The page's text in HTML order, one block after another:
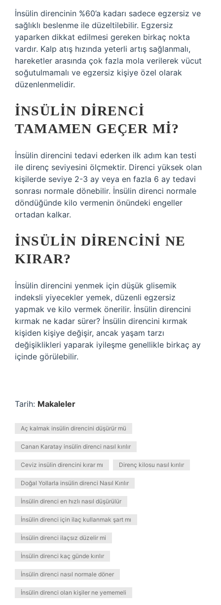
İnsülin direncinin %60’a kadarı sadece egzersiz ve
sağlıklı beslenme ile düzeltilebilir. Egzersiz
yaparken dikkat edilmesi gereken birkaç nokta
vardır. Kalp atış hızında yeterli artış sağlanmalı,
hareketler arasında çok fazla mola verilerek vücut
soğutulmamalı ve egzersiz kişiye özel olarak
düzenlenmelidir.
İNSÜLIN DIRENCI
TAMAMEN GEÇER MI?
İnsülin direncini tedavi ederken ilk adım kan testi
ile direnç seviyesini ölçmektir. Direnci yüksek olan
kişilerde seviye 2-3 ay veya en fazla 6 ay tedavi
sonrası normale dönebilir. İnsülin direnci normale
döndüğünde kilo vermenin önündeki engeller
ortadan kalkar.
İNSÜLIN DIRENCINI NE
KIRAR?
İnsülin direncini yenmek için düşük glisemik
indeksli yiyecekler yemek, düzenli egzersiz
yapmak ve kilo vermek önerilir. İnsülin direncini
kırmak ne kadar sürer? İnsülin direncini kırmak
kişiden kişiye değişir, ancak yaşam tarzı
değişiklikleri yaparak iyileşme genellikle birkaç ay
içinde görülebilir.
Tarih: Makaleler
Aç kalmak insülin direncini düşürür mü
Canan Karatay insülin direnci nasıl kırılır
Ceviz insülin direncini kırar mı Direnç kilosu nasıl kırılır
Doğal Yollarla insülin direnci Nasıl Kırılır
İnsülin direnci en hızlı nasıl düşürülür
İnsülin direnci için ilaç kullanmak şart mı
İnsülin direnci ilaçsız düzelir mi
İnsülin direnci kaç günde kırılır
İnsülin direnci nasıl normale döner
İnsülin direnci olan kişiler ne yememeli